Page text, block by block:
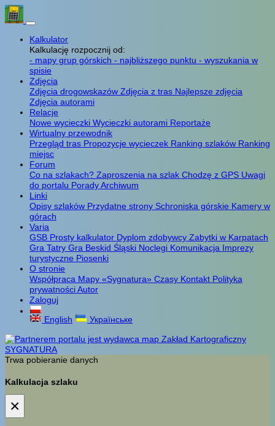
Kalkulator
Kalkulację rozpocznij od:
- mapy grup górskich - najbliższego punktu - wyszukania w
spisie
Zdjęcia
Zdjęcia drogowskazów Zdjęcia z tras Najlepsze zdjęcia
Zdjęcia autorami
Relacje
Nowe wycieczki Wycieczki autorami Reportaże
Wirtualny przewodnik
Przegląd tras Propozycje wycieczek Ranking szlaków Ranking
miejsc
Forum
Co na szlakach? Zaproszenia na szlak Chodzę z GPS Uwagi
do portalu PoradyArchiwum
Linki
Opisy szlaków Przydatne strony Schroniska górskie Kamery w
górach
Varia
GSB Prosty kalkulator Dyplom zdobywcy Zabytki w Karpatach
Gra Tatry Gra Beskid Śląski Noclegi Komunikacja Imprezy
turystyczne Piosenki
O stronie
Współpraca Mapy «Sygnatura» Czasy Kontakt Polityka
prywatnościAutor
Zaloguj
English
Українське
Trwa pobieranie danych
Kalkulacja szlaku
×